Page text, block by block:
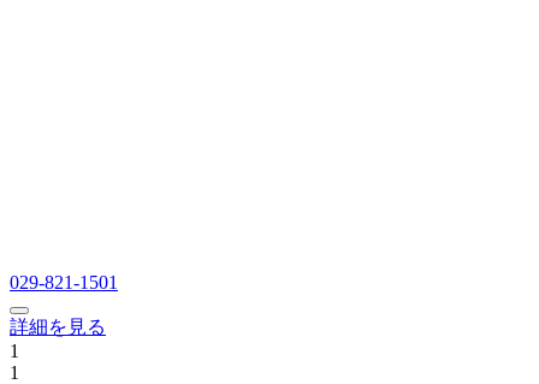
029-821-1501
詳細を見る
1
1